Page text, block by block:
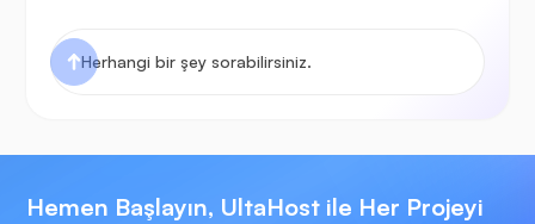
Hemen Başlayın, UltaHost ile Her Projeyi